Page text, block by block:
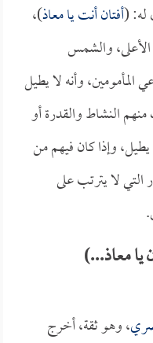
له: (أفتان أنت يامعاذ)،
والشمس
وأنه لا يطيل
النشاط والقدرة أو
وإذا كان فيهم من
التي لا يترتب على
معاذ...)
، وهو ثقة، أخرج